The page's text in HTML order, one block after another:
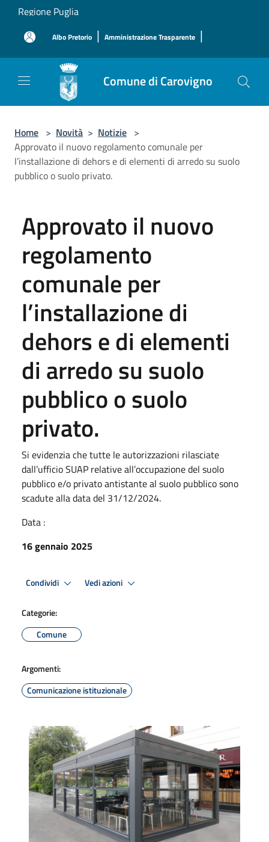
Salta al contenuto principale
Regione Puglia
Albo Pretorio | Amministrazione Trasparente |
Comune di Carovigno
Home > Novità > Notizie >
Approvato il nuovo regolamento comunale per
l’installazione di dehors e di elementi di arredo su suolo
pubblico o suolo privato.
Approvato il nuovo
regolamento
comunale per
l’installazione di
dehors e di elementi
di arredo su suolo
pubblico o suolo
privato.
Si evidenzia che tutte le autorizzazioni rilasciate
dall’ufficio SUAP relative all’occupazione del suolo
pubblico e/o privato antistante al suolo pubblico sono
scadute alla data del 31/12/2024.
Data :
16 gennaio 2025
Condividi Vedi azioni
Categorie:
Comune
Argomenti:
Comunicazione istituzionale